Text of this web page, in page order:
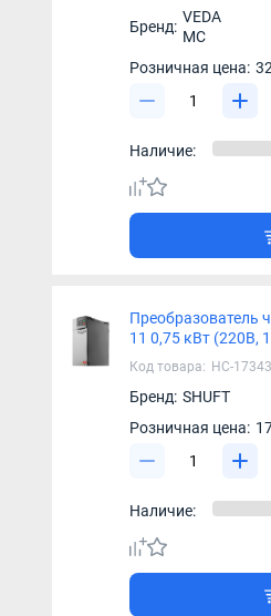
Бренд:
VEDA
MC
Розничная цена:
Наличие:
Преобразователь
11 0,75 кВт (220В,
Код товара: НС-
Бренд: SHUFT
Розничная цена:
Наличие: